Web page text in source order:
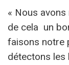
« Nous avons
de cela un
faisons notre
détectons les